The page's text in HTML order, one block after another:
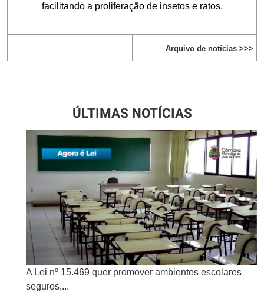
facilitando a proliferação de insetos e ratos.
Arquivo de notícias >>>
ÚLTIMAS NOTÍCIAS
A Lei nº 15.469 quer promover ambientes escolares
seguros,...